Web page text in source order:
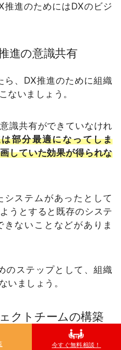
推進のためにはDXのビジ
進の意識共有
ら、DX推進のために組織
ないましょう。
識共有ができていなけれ
部分最適になってしま
していた効果が得られな
ステムがあったとして
うとすると既存のシステ
きないことなどがありま
のステップとして、組織
いましょう。
クトチームの構築
共有したら、次はDX推
今すぐ無料相談！